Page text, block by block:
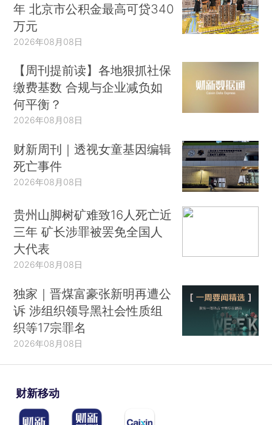
年 北京市公积金最高可贷340
万元
2026年08月08日
【周刊提前读】各地狠抓社保
缴费基数 合规与企业减负如
何平衡？
2026年08月08日
财新周刊｜透视女童基因编辑
死亡事件
2026年08月08日
贵州山脚树矿难致16人死亡近
三年 矿长涉罪被罢免全国人
大代表
2026年08月08日
独家｜晋煤富豪张新明再遭公
诉 涉组织领导黑社会性质组
织等17宗罪名
2026年08月08日
财新移动